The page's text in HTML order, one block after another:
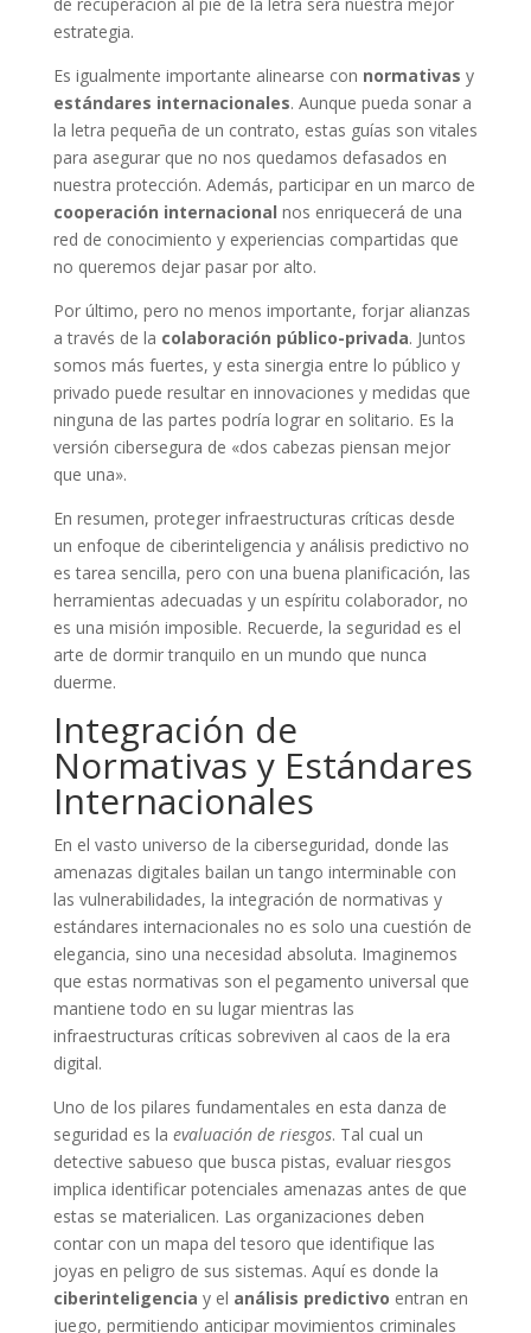
estrategia.
Es igualmente importante alinearse con normativas y
estándares internacionales. Aunque pueda sonar a
la letra pequeña de un contrato, estas guías son vitales
para asegurar que no nos quedamos defasados en
nuestra protección. Además, participar en un marco de
cooperación internacional nos enriquecerá de una
red de conocimiento y experiencias compartidas que
no queremos dejar pasar por alto.
Por último, pero no menos importante, forjar alianzas
a través de la colaboración público-privada. Juntos
somos más fuertes, y esta sinergia entre lo público y
privado puede resultar en innovaciones y medidas que
ninguna de las partes podría lograr en solitario. Es la
versión cibersegura de «dos cabezas piensan mejor
que una».
En resumen, proteger infraestructuras críticas desde
un enfoque de ciberinteligencia y análisis predictivo no
es tarea sencilla, pero con una buena planificación, las
herramientas adecuadas y un espíritu colaborador, no
es una misión imposible. Recuerde, la seguridad es el
arte de dormir tranquilo en un mundo que nunca
duerme.
Integración de
Normativas y Estándares
Internacionales
En el vasto universo de la ciberseguridad, donde las
amenazas digitales bailan un tango interminable con
las vulnerabilidades, la integración de normativas y
estándares internacionales no es solo una cuestión de
elegancia, sino una necesidad absoluta. Imaginemos
que estas normativas son el pegamento universal que
mantiene todo en su lugar mientras las
infraestructuras críticas sobreviven al caos de la era
digital.
Uno de los pilares fundamentales en esta danza de
seguridad es la evaluación de riesgos. Tal cual un
detective sabueso que busca pistas, evaluar riesgos
implica identificar potenciales amenazas antes de que
estas se materialicen. Las organizaciones deben
contar con un mapa del tesoro que identifique las
joyas en peligro de sus sistemas. Aquí es donde la
ciberinteligencia y el análisis predictivo entran en
juego, permitiendo anticipar movimientos criminales